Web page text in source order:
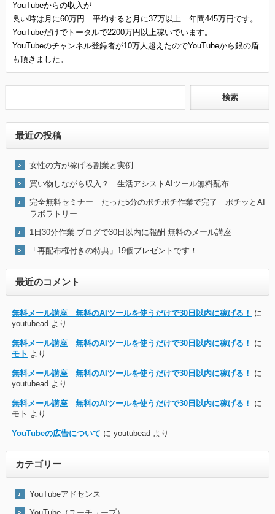
YouTubeからの収入が
良い時は月に60万円 平均すると月に37万以上 年間445万円です。
YouTubeだけでトータルで2200万円以上稼いでいます。
YouTubeのチャンネル登録者が10万人超えたのでYouTubeから銀の盾
も頂きました。
最近の投稿
女性の方が稼げる副業と実例
買い物しながら収入？ 生活アシストAIツール無料配布
完全無料セミナー たった5分のポチポチ作業で完了 ポチッとAI
ラボラトリー
1日30分作業 ブログで30日以内に報酬 無料のメール講座
「再配布権付きの特典」19個プレゼントです！
最近のコメント
無料メール講座 無料のAIツールを使うだけで30日以内に稼げる！
に
youtubead より
無料メール講座 無料のAIツールを使うだけで30日以内に稼げる！
に
モト より
無料メール講座 無料のAIツールを使うだけで30日以内に稼げる！
に
youtubead より
無料メール講座 無料のAIツールを使うだけで30日以内に稼げる！
に
モト より
YouTubeの広告について に youtubead より
カテゴリー
YouTubeアドセンス